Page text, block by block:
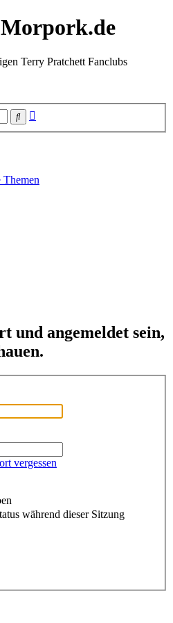
Terry Pratchett Fanclubs
Suche
Themen
und angemeldet sein,
vergessen
während dieser Sitzung